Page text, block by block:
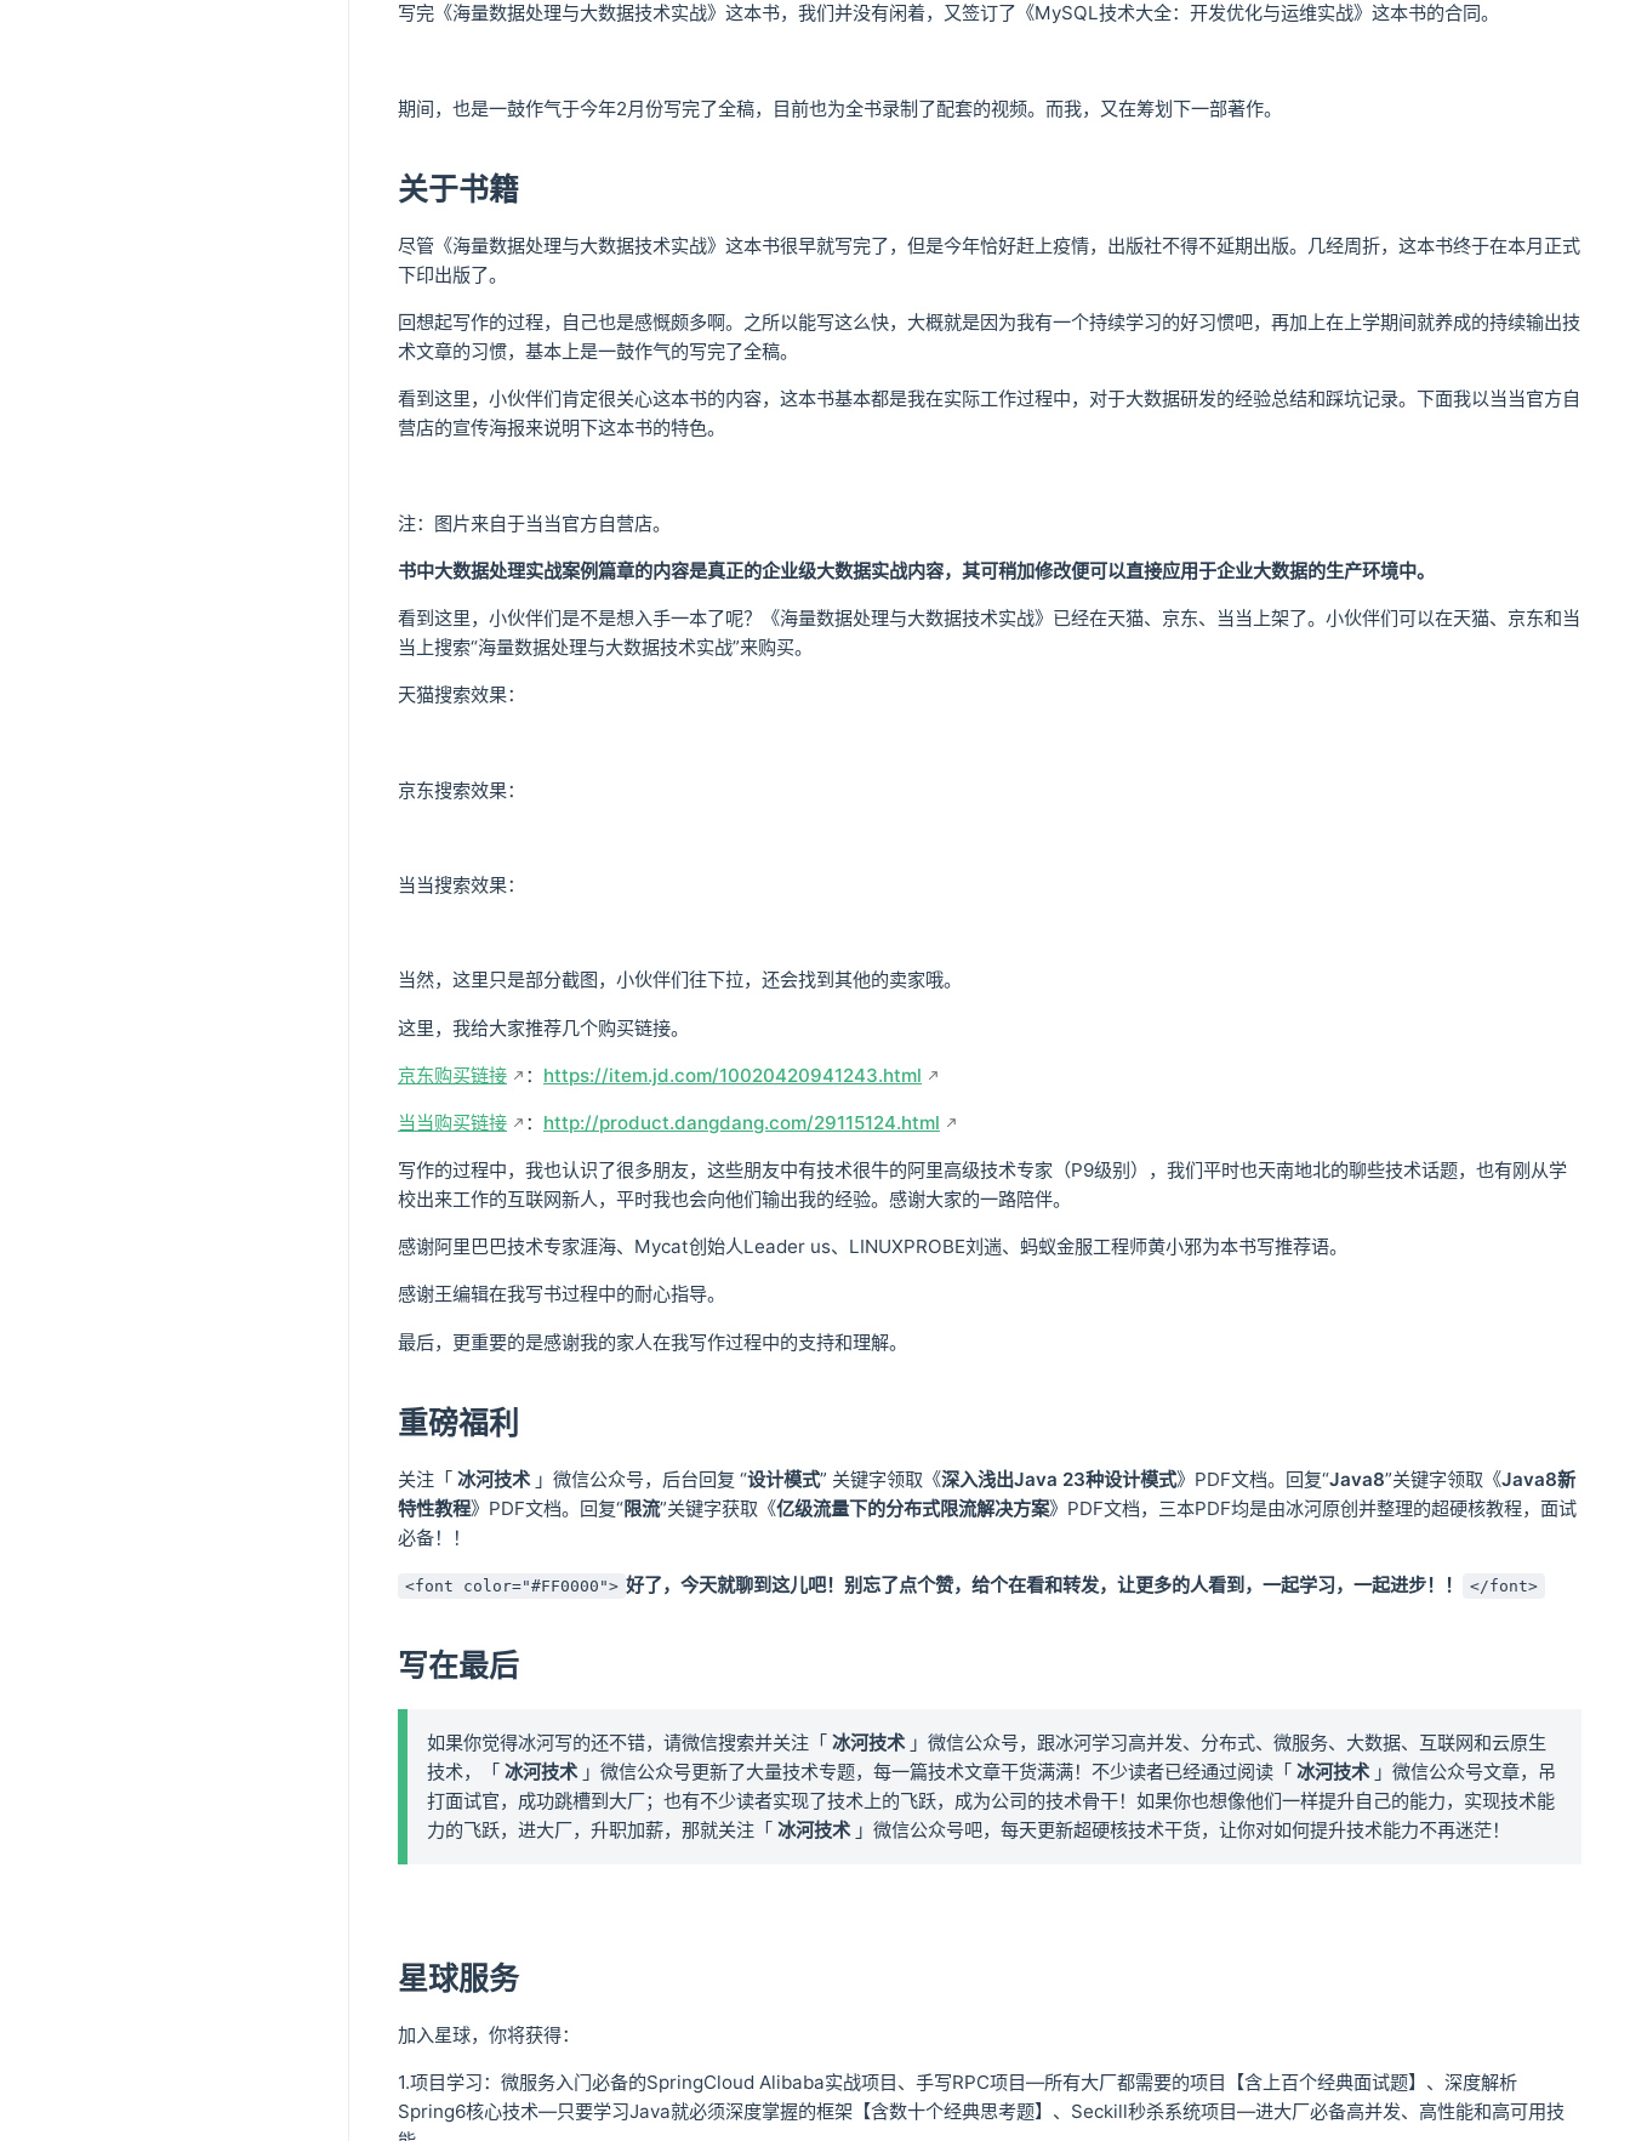
写完《海量数据处理与大数据技术实战》这本书，我们并没有闲着，又签订了《MySQL技术大全：开发优化与运维实战》这本书的合同。
期间，也是一鼓作气于今年2月份写完了全稿，目前也为全书录制了配套的视频。而我，又在筹划下一部著作。
关于书籍
尽管《海量数据处理与大数据技术实战》这本书很早就写完了，但是今年恰好赶上疫情，出版社不得不延期出版。几经周折，这本书终于在本月正式
下印出版了。
回想起写作的过程，自己也是感慨颇多啊。之所以能写这么快，大概就是因为我有一个持续学习的好习惯吧，再加上在上学期间就养成的持续输出技
术文章的习惯，基本上是一鼓作气的写完了全稿。
看到这里，小伙伴们肯定很关心这本书的内容，这本书基本都是我在实际工作过程中，对于大数据研发的经验总结和踩坑记录。下面我以当当官方自
营店的宣传海报来说明下这本书的特色。
注：图片来自于当当官方自营店。
书中大数据处理实战案例篇章的内容是真正的企业级大数据实战内容，其可稍加修改便可以直接应用于企业大数据的生产环境中。
看到这里，小伙伴们是不是想入手一本了呢？《海量数据处理与大数据技术实战》已经在天猫、京东、当当上架了。小伙伴们可以在天猫、京东和当
当上搜索“海量数据处理与大数据技术实战”来购买。
天猫搜索效果：
京东搜索效果：
当当搜索效果：
当然，这里只是部分截图，小伙伴们往下拉，还会找到其他的卖家哦。
这里，我给大家推荐几个购买链接。
京东购买链接 ： https://item.jd.com/10020420941243.html
当当购买链接 ： http://product.dangdang.com/29115124.html
写作的过程中，我也认识了很多朋友，这些朋友中有技术很牛的阿里高级技术专家（P9级别），我们平时也天南地北的聊些技术话题，也有刚从学
校出来工作的互联网新人，平时我也会向他们输出我的经验。感谢大家的一路陪伴。
感谢阿里巴巴技术专家涯海、Mycat创始人Leader us、LINUXPROBE刘遄、蚂蚁金服工程师黄小邪为本书写推荐语。
感谢王编辑在我写书过程中的耐心指导。
最后，更重要的是感谢我的家人在我写作过程中的支持和理解。
重磅福利
关注「 冰河技术」微信公众号，后台回复 “设计模式” 关键字领取《深入浅出Java 23种设计模式》PDF文档。回复“Java8”关键字领取《Java8新
特性教程》PDF文档。回复“限流”关键字获取《亿级流量下的分布式限流解决方案》PDF文档，三本PDF均是由冰河原创并整理的超硬核教程，面试
必备！！
<font color="#FF0000"> 好了，今天就聊到这儿吧！别忘了点个赞，给个在看和转发，让更多的人看到，一起学习，一起进步！！ </font>
写在最后
如果你觉得冰河写的还不错，请微信搜索并关注「 冰河技术」微信公众号，跟冰河学习高并发、分布式、微服务、大数据、互联网和云原生
技术，「 冰河技术」微信公众号更新了大量技术专题，每一篇技术文章干货满满！不少读者已经通过阅读「 冰河技术」微信公众号文章，吊
打面试官，成功跳槽到大厂；也有不少读者实现了技术上的飞跃，成为公司的技术骨干！如果你也想像他们一样提升自己的能力，实现技术能
力的飞跃，进大厂，升职加薪，那就关注「 冰河技术」微信公众号吧，每天更新超硬核技术干货，让你对如何提升技术能力不再迷茫！
星球服务
加入星球，你将获得：
1.项目学习：微服务入门必备的SpringCloud Alibaba实战项目、手写RPC项目—所有大厂都需要的项目【含上百个经典面试题】、深度解析
Spring6核心技术—只要学习Java就必须深度掌握的框架【含数十个经典思考题】、Seckill秒杀系统项目—进大厂必备高并发、高性能和高可用技